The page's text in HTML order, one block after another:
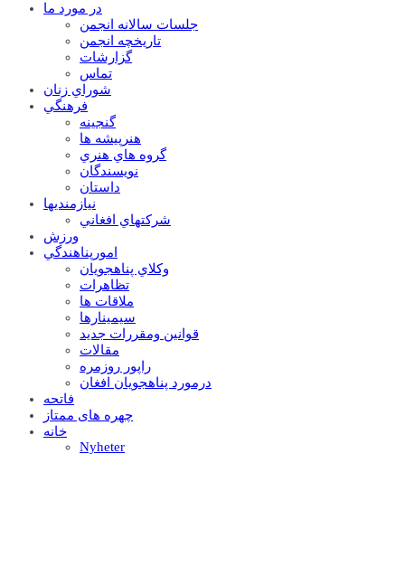
در مورد ما
جلسات سالانه انجمن
تاریخچه انجمن
گزارشات
تماس
شوراي زنان
فرهنگي
گنجينه
هنرپيشه ها
گروه هاي هنري
نويسندگان
داستان
نيازمنديها
شرکتهاي افغاني
ورزش
امورپناهندگي
وکلاي پناهجويان
تظاهرات
ملاقات ها
سيمينارها
قوانين ومقررات جديد
مقالات
راپور روزمره
درمورد پناهجويان افغان
فاتحه
چهره های ممتاز
خانه
Nyheter